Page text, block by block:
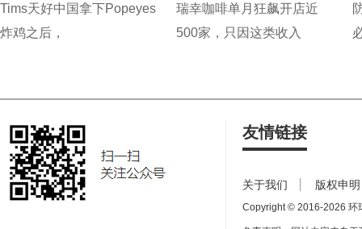
Tims天好中国拿下Popeyes
炸鸡之后，
瑞幸咖啡单月狂飙开店近
500家，只因这类收入
友情链接
关于我们 版权申明
Copyright © 2016-2026 环